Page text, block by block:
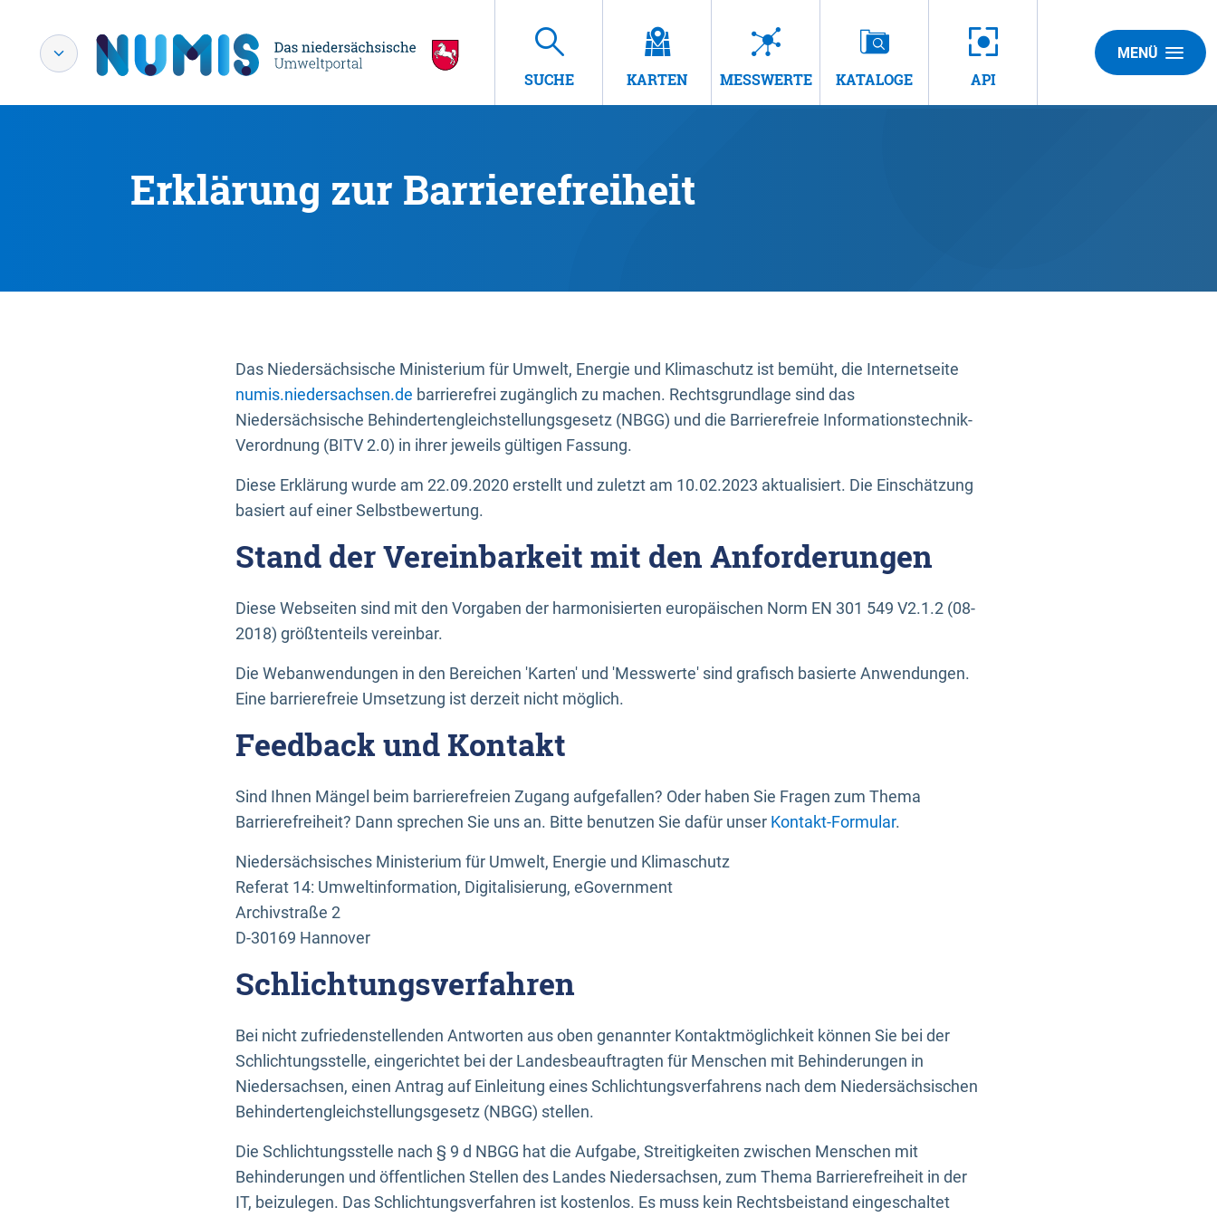
SUCHE KARTEN MESSWERTE KATALOGE API
MENÜ
Erklärung zur Barrierefreiheit
Das Niedersächsische Ministerium für Umwelt, Energie und Klimaschutz ist bemüht, die Internetseite
numis.niedersachsen.de barrierefrei zugänglich zu machen. Rechtsgrundlage sind das
Niedersächsische Behindertengleichstellungsgesetz (NBGG) und die Barrierefreie Informationstechnik-
Verordnung (BITV 2.0) in ihrer jeweils gültigen Fassung.
Diese Erklärung wurde am 22.09.2020 erstellt und zuletzt am 10.02.2023 aktualisiert. Die Einschätzung
basiert auf einer Selbstbewertung.
Stand der Vereinbarkeit mit den Anforderungen
Diese Webseiten sind mit den Vorgaben der harmonisierten europäischen Norm EN 301 549 V2.1.2 (08-
2018) größtenteils vereinbar.
Die Webanwendungen in den Bereichen 'Karten' und 'Messwerte' sind grafisch basierte Anwendungen.
Eine barrierefreie Umsetzung ist derzeit nicht möglich.
Feedback und Kontakt
Sind Ihnen Mängel beim barrierefreien Zugang aufgefallen? Oder haben Sie Fragen zum Thema
Barrierefreiheit? Dann sprechen Sie uns an. Bitte benutzen Sie dafür unser Kontakt-Formular.
Niedersächsisches Ministerium für Umwelt, Energie und Klimaschutz
Referat 14: Umweltinformation, Digitalisierung, eGovernment
Archivstraße 2
D-30169 Hannover
Schlichtungsverfahren
Bei nicht zufriedenstellenden Antworten aus oben genannter Kontaktmöglichkeit können Sie bei der
Schlichtungsstelle, eingerichtet bei der Landesbeauftragten für Menschen mit Behinderungen in
Niedersachsen, einen Antrag auf Einleitung eines Schlichtungsverfahrens nach dem Niedersächsischen
Behindertengleichstellungsgesetz (NBGG) stellen.
Die Schlichtungsstelle nach § 9 d NBGG hat die Aufgabe, Streitigkeiten zwischen Menschen mit
Behinderungen und öffentlichen Stellen des Landes Niedersachsen, zum Thema Barrierefreiheit in der
IT, beizulegen. Das Schlichtungsverfahren ist kostenlos. Es muss kein Rechtsbeistand eingeschaltet